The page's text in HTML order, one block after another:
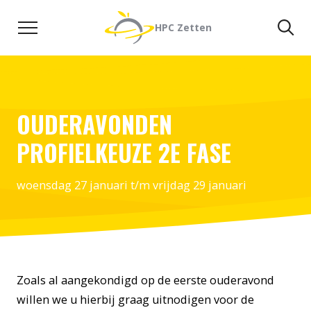
HPC Zetten
OUDERAVONDEN
PROFIELKEUZE 2E FASE
woensdag 27 januari t/m vrijdag 29 januari
Zoals al aangekondigd op de eerste ouderavond
willen we u hierbij graag uitnodigen voor de